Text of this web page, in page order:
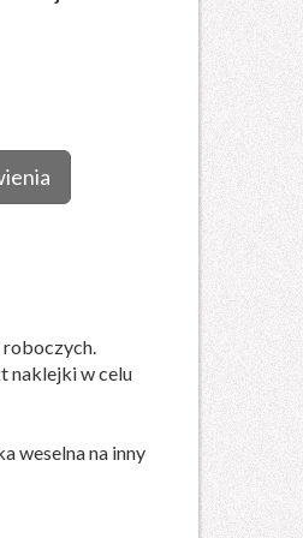
roboczych.
naklejki w celu
weselna na inny